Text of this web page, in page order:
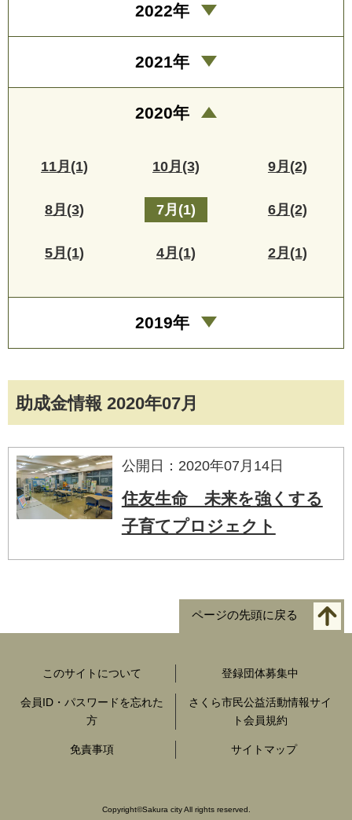
助成金情報 2020年07月
公開日：2020年07月14日
住友生命 未来を強くする
子育てプロジェクト
2022年
2021年
2020年
11月(1) 10月(3) 9月(2)
8月(3) 7月(1) 6月(2)
5月(1) 4月(1) 2月(1)
2019年
ページの先頭に戻る
このサイトについて 登録団体募集中
会員ID・パスワードを忘れた
方
さくら市民公益活動情報サイ
ト会員規約
免責事項 サイトマップ
Copyright©Sakura city All rights reserved.